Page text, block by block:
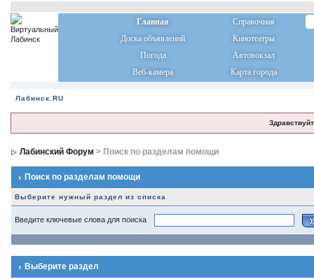
Главная
Справочная
Доска объявлений
Кинотеатры
Погода
Автовокзал
Веб-камера
Карта города
Лабинск.RU
Лабинский Форум > Поиск по разделам помощи
Поиск по разделам помощи
Выберите нужный раздел из списка
Введите ключевые слова для поиска
Выберите раздел